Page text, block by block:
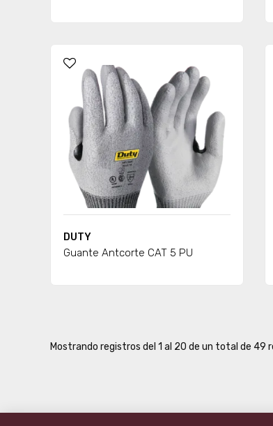
DUTY
Guante Antcorte CAT 5 PU
Mostrando registros del 1 al 20 de un total de 49